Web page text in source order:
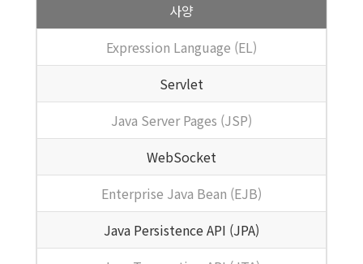
사양
Expression Language (EL)
Servlet
Java Server Pages (JSP)
WebSocket
Enterprise Java Bean (EJB)
Java Persistence API (JPA)